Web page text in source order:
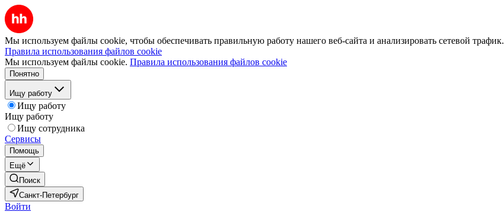
Мы используем файлы cookie, чтобы обеспечивать правильную работу нашего веб-сайта и анализировать сетевой трафик.
Правила использования файлов cookie
Мы используем файлы cookie. Правила использования файлов cookie
Понятно
Ищу работу
Ищу работу
Ищу работу
Ищу сотрудника
Сервисы
Помощь
Ещё
Поиск
Санкт-Петербург
Войти